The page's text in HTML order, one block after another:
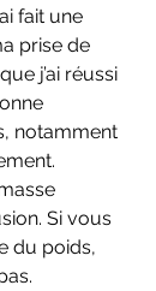
fait une
prise de
j’ai réussi
notamment
Si vous
du poids,